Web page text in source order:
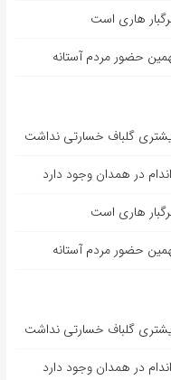
هاری است
حضور مردم آستانه
در همدان وجود دارد
هاری است
حضور مردم آستانه
در همدان وجود دارد